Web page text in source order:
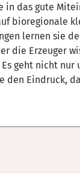
das gute
lernen sie
die
geht nicht
Eindruck,